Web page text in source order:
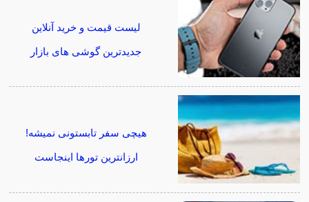
لیست قیمت و خرید آنلاین
جدیدترین گوشی های بازار
هیچی سفر تابستونی نمیشه!
ارزانترین تورها اینجاست